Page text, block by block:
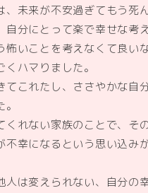
、未来が不安過ぎてもう死
自分にとって楽で幸せな考
怖いことを考えなくて良い
ハマりました。
てこれたし、ささやかな自
くれない家族のことで、そ
不幸になるという思い込み
人は変えられない、自分の